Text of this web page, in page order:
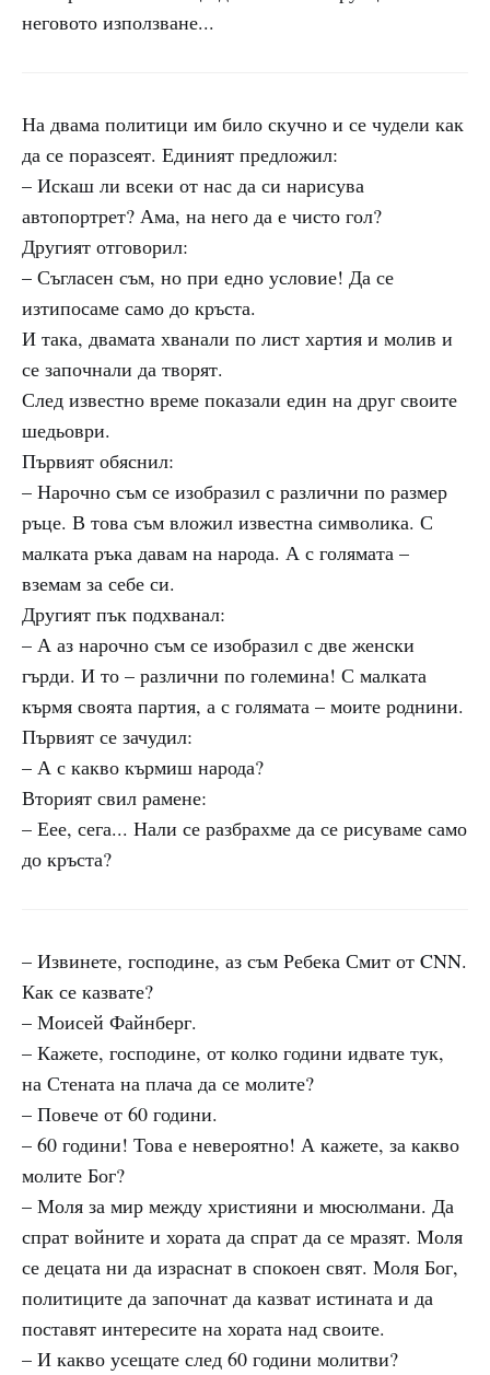
неговото използване...
На двама политици им било скучно и се чудели как
да се поразсеят. Единият предложил:
– Искаш ли всеки от нас да си нарисува
автопортрет? Ама, на него да е чисто гол?
Другият отговорил:
– Съгласен съм, но при едно условие! Да се
изтипосаме само до кръста.
И така, двамата хванали по лист хартия и молив и
се започнали да творят.
След известно време показали един на друг своите
шедьоври.
Първият обяснил:
– Нарочно съм се изобразил с различни по размер
ръце. В това съм вложил известна символика. С
малката ръка давам на народа. А с голямата –
вземам за себе си.
Другият пък подхванал:
– А аз нарочно съм се изобразил с две женски
гърди. И то – различни по големина! С малката
кърмя своята партия, а с голямата – моите роднини.
Първият се зачудил:
– А с какво кърмиш народа?
Вторият свил рамене:
– Еее, сега... Нали се разбрахме да се рисуваме само
до кръста?
– Извинете, господине, аз съм Ребека Смит от CNN.
Как се казвате?
– Моисей Файнберг.
– Кажете, господине, от колко години идвате тук,
на Стената на плача да се молите?
– Повече от 60 години.
– 60 години! Това е невероятно! А кажете, за какво
молите Бог?
– Моля за мир между християни и мюсюлмани. Да
спрат войните и хората да спрат да се мразят. Моля
се децата ни да израснат в спокоен свят. Моля Бог,
политиците да започнат да казват истината и да
поставят интересите на хората над своите.
– И какво усещате след 60 години молитви?